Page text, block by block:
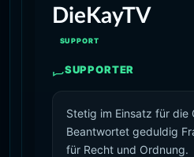
DieKayTV
SUPPORT
SUPPORTER
Stetig im Einsatz für die
Beantwortet geduldig
für Recht und Ordnung.